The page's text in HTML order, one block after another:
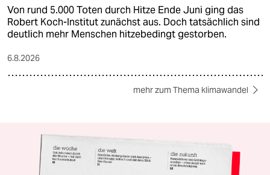
Von rund 5.000 Toten durch Hitze Ende Juni ging das
Robert Koch-Institut zunächst aus. Doch tatsächlich sind
deutlich mehr Menschen hitzebedingt gestorben.
6.8.2026
mehr zum Thema klimawandel